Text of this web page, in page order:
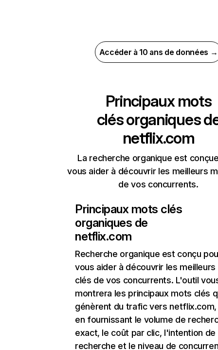
Accéder à 10 ans de données →
Principaux mots
clés organiques
netflix.com
La recherche organique est
vous aider à découvrir les meilleurs
de vos concurrents.
Principaux mots clés
organiques de
netflix.com
Recherche organique est conçu
vous aider à découvrir les
clés de vos concurrents. L'outil
montrera les principaux mots clés
génèrent du trafic vers
en fournissant le volume de
exact, le coût par clic, l'intention de
recherche et le niveau de